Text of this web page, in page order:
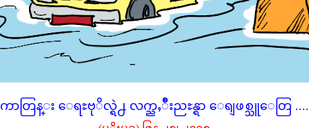
ကာတြန္း ေရႊဗုိလ္ရဲ႕ လက္ညႇဳိးညႊန္ရာ ေရျဖစ္သူေတြ ....